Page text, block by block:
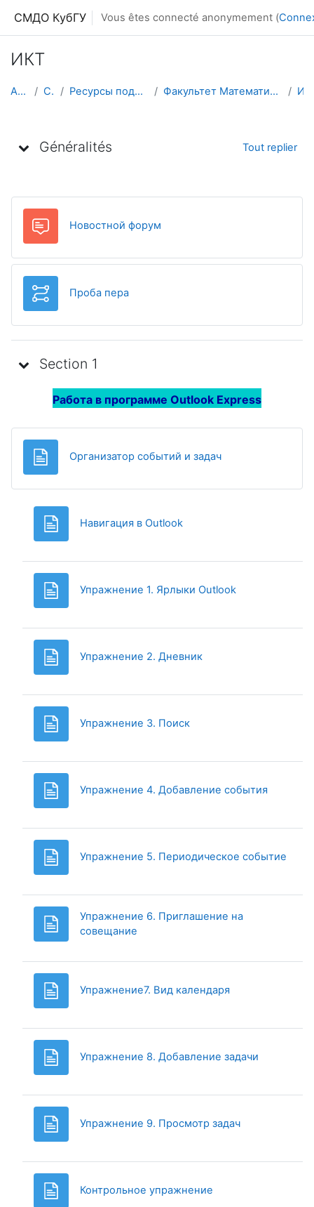
СМДО КубГУ Vous êtes connecté anonymement (
ИКТ
Accueil Cours Ресурсы подразделений КубГУ Факультет Математики и компьютерных наук
Généralités Tout replier
Новостной форум
Проба пераLeçon
Section 1
Работа в программе Outlook Express
Организатор событий и задачPage
Навигация в OutlookPage
Упражнение 1. Ярлыки OutlookPage
Упражнение 2. ДневникPage
Упражнение 3. ПоискPage
Упражнение 4. Добавление события
Упражнение 5. Периодическое событие
Упражнение 6. Приглашение на
совещание
Упражнение7. Вид календаря
Упражнение 8. Добавление задачи
Упражнение 9. Просмотр задачPage
Контрольное упражнение